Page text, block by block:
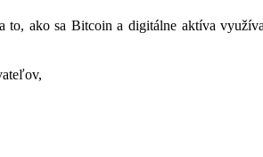
to, ako sa Bitcoin a digitálne aktíva